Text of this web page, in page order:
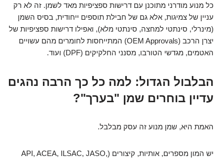
כל מנוע מודרני מתוכנן עם דרישות ספציפיות מאד לשמן. זה לא רק
עניין של צמיגות, אלא גם של חבילת תוספים ייחודית, בסיס השמן
(מינרלי, סינתטי למחצה, סינתטי מלא), ואפילו דרישות ספציפיות של
יצרן הרכב (OEM Approvals) המתייחסות לחומרים מהם עשויים
האטמים, מגדשי הטורבו, מסנני החלקיקים (DPF) ועוד.
הבלבול הגדול: למה כל כך הרבה נהגים
עדיין בוחרים שמן "בערך"?
האמת היא, שמן מנוע זה עסק מבלבל.
יש המון מספרים, אותיות, קיצורים (API, ACEA, ILSAC, JASO,